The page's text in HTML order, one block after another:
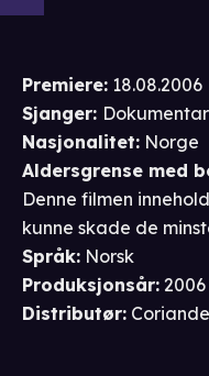
Premiere: 18.08.2006
Sjanger: Dokumentar
Nasjonalitet: Norge
Aldersgrense med
Denne filmen
kunne skade de
Språk: Norsk
Produksjonsår: 2006
Distributør: